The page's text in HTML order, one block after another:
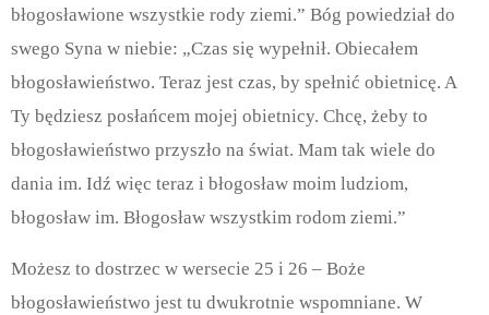
błogosławione wszystkie rody ziemi.” Bóg powiedział do
swego Syna w niebie: „Czas się wypełnił. Obiecałem
błogosławieństwo. Teraz jest czas, by spełnić obietnicę. A
Ty będziesz posłańcem mojej obietnicy. Chcę, żeby to
błogosławieństwo przyszło na świat. Mam tak wiele do
dania im. Idź więc teraz i błogosław moim ludziom,
błogosław im. Błogosław wszystkim rodom ziemi.”
Możesz to dostrzec w wersecie 25 i 26 – Boże
błogosławieństwo jest tu dwukrotnie wspomniane. W